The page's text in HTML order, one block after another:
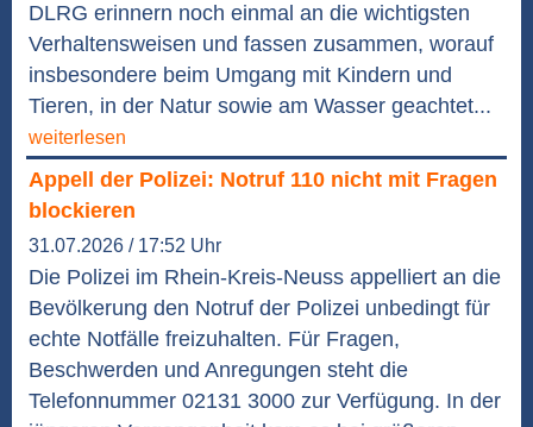
DLRG erinnern noch einmal an die wichtigsten
Verhaltensweisen und fassen zusammen, worauf
insbesondere beim Umgang mit Kindern und
Tieren, in der Natur sowie am Wasser geachtet...
weiterlesen
Appell der Polizei: Notruf 110 nicht mit Fragen
blockieren
31.07.2026 / 17:52 Uhr
Die Polizei im Rhein-Kreis-Neuss appelliert an die
Bevölkerung den Notruf der Polizei unbedingt für
echte Notfälle freizuhalten. Für Fragen,
Beschwerden und Anregungen steht die
Telefonnummer 02131 3000 zur Verfügung. In der